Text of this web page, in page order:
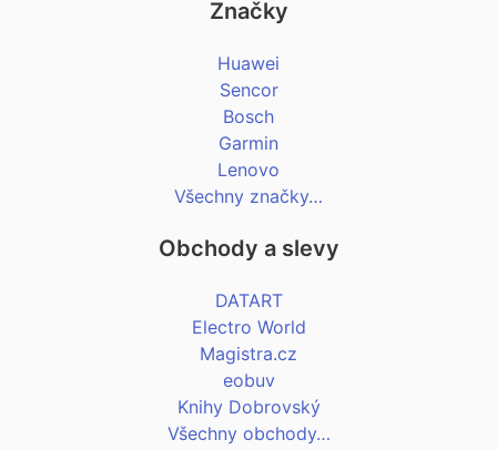
Značky
Huawei
Sencor
Bosch
Garmin
Lenovo
Všechny značky…
Obchody a slevy
DATART
Electro World
Magistra.cz
eobuv
Knihy Dobrovský
Všechny obchody…